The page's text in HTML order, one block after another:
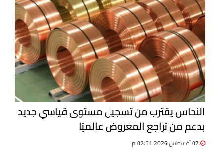
النحاس يقترب من تسجيل مستوى قياسي جديد
بدعم من تراجع المعروض عالميًا